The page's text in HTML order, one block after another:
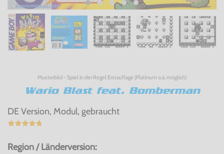
Musterbild - Spiel in der Regel Erstauflage (Platinum o.ä. möglich)
Wario Blast feat. Bomberman
DE Version, Modul, gebraucht
Region / Länderversion: